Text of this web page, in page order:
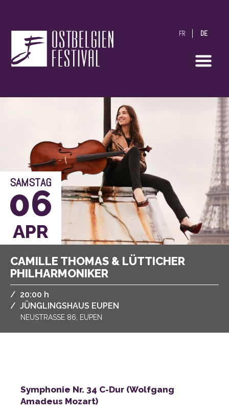
FR DE
PHILHARMONIKER
/ 20:00 h
/ JÜNGLINGSHAUS EUPEN
NEUSTRASSE 86, EUPEN
SAMSTAG
06
APR
Amadeus Mozart)